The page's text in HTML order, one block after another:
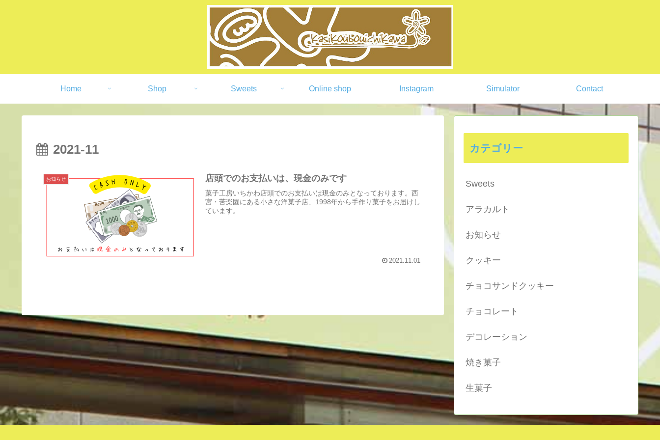
Home Shop Sweets Online shop Instagram Simulator Contact
2021-11
お知らせ 店頭でのお支払いは、現金のみです
菓子工房いちかわ店頭でのお支払いは現金のみとなっております。西
宮・苦楽園にある小さな洋菓子店、1998年から手作り菓子をお届けし
ています。
2021.11.01
カテゴリー
Sweets
アラカルト
お知らせ
クッキー
チョコサンドクッキー
チョコレート
デコレーション
焼き菓子
生菓子